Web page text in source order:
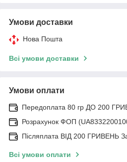
Умови доставки
Нова Пошта
Всі умови доставки
Умови оплати
Передоплата 80 гр ДО 200
Розрахунок ФОП
Післяплата ВІД 200 ГРИВЕНЬ
Всі умови оплати